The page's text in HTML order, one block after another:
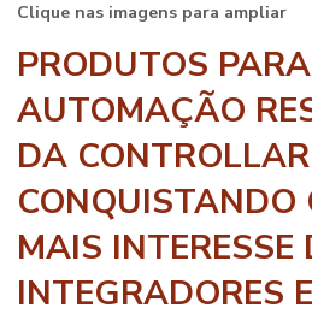
Clique nas imagens para ampliar
PRODUTOS PARA
AUTOMAÇÃO
DA
CONQUISTANDO
MAIS INTERESSE
INTEGRADORES